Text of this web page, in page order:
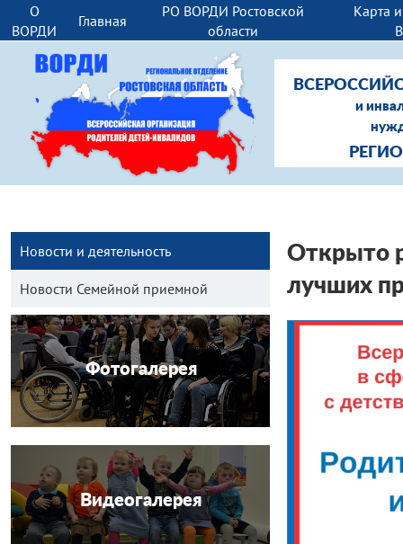
О
ВОРДИ
Главная
РО ВОРДИ Ростовской
области
Карта
и
Новости и деятельность
Новости Семейной приемной
Фотогалерея
Видеогалерея
Открыто
лучших